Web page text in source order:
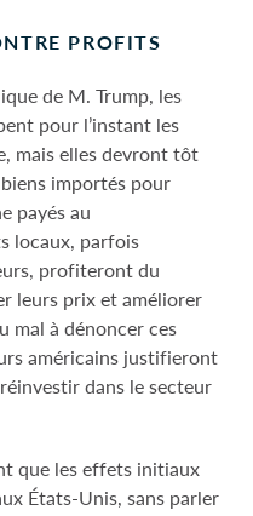
PROFITS
de M. Trump, les
pour l’instant les
mais elles devront tôt
importés pour
payés au
locaux, parfois
profiteront du
leurs prix et améliorer
mal à dénoncer ces
américains justifieront
dans le secteur
que les effets initiaux
États-Unis, sans parler